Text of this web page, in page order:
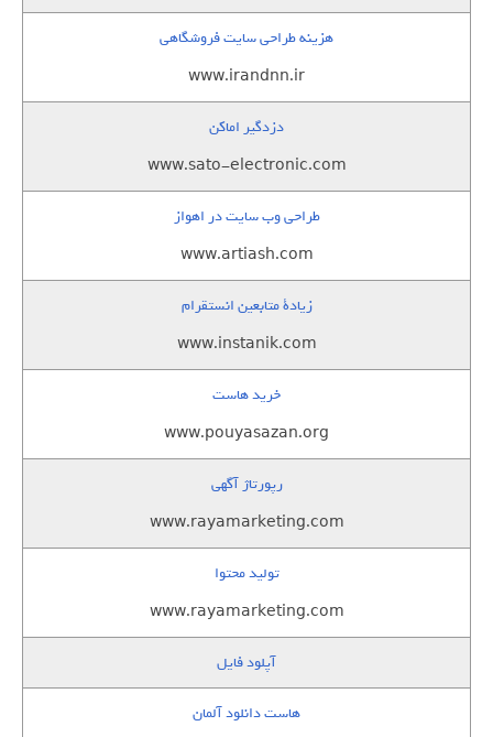
هزینه طراحی سایت فروشگاهی
www.irandnn.ir
دزدگیر اماکن
www.sato-electronic.com
طراحی وب سایت در اهواز
www.artiash.com
زيادة متابعين انستقرام
www.instanik.com
خرید هاست
www.pouyasazan.org
رپورتاژ آگهی
www.rayamarketing.com
تولید محتوا
www.rayamarketing.com
آپلود فایل
هاست دانلود آلمان